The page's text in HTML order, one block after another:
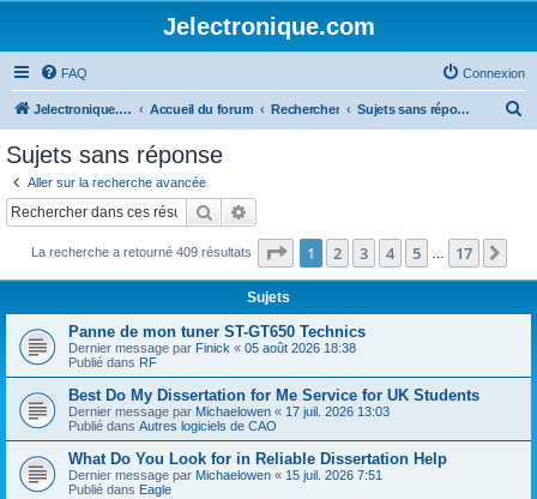
Jelectronique.com
FAQ Connexion
Jelectronique.com Accueil du forum Rechercher Sujets sans réponse
c
Sujets sans réponse
Aller sur la recherche avancée
Rechercher
La recherche a retourné 409 résultats Page 1sur17
1 2 3 4 5 17
Sujets
Panne de mon tuner ST-GT650 Technics
Dernier message par Finick « 05 août 2026 18:38
Publié dans RF
Best Do My Dissertation for Me Service for UK Students
Dernier message par Michaelowen « 17 juil. 2026 13:03
Publié dans Autres logiciels de CAO
What Do You Look for in Reliable Dissertation Help
Dernier message par Michaelowen « 15 juil. 2026 7:51
Publié dans Eagle